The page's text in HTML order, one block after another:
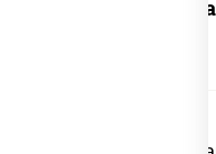
Предлагаем